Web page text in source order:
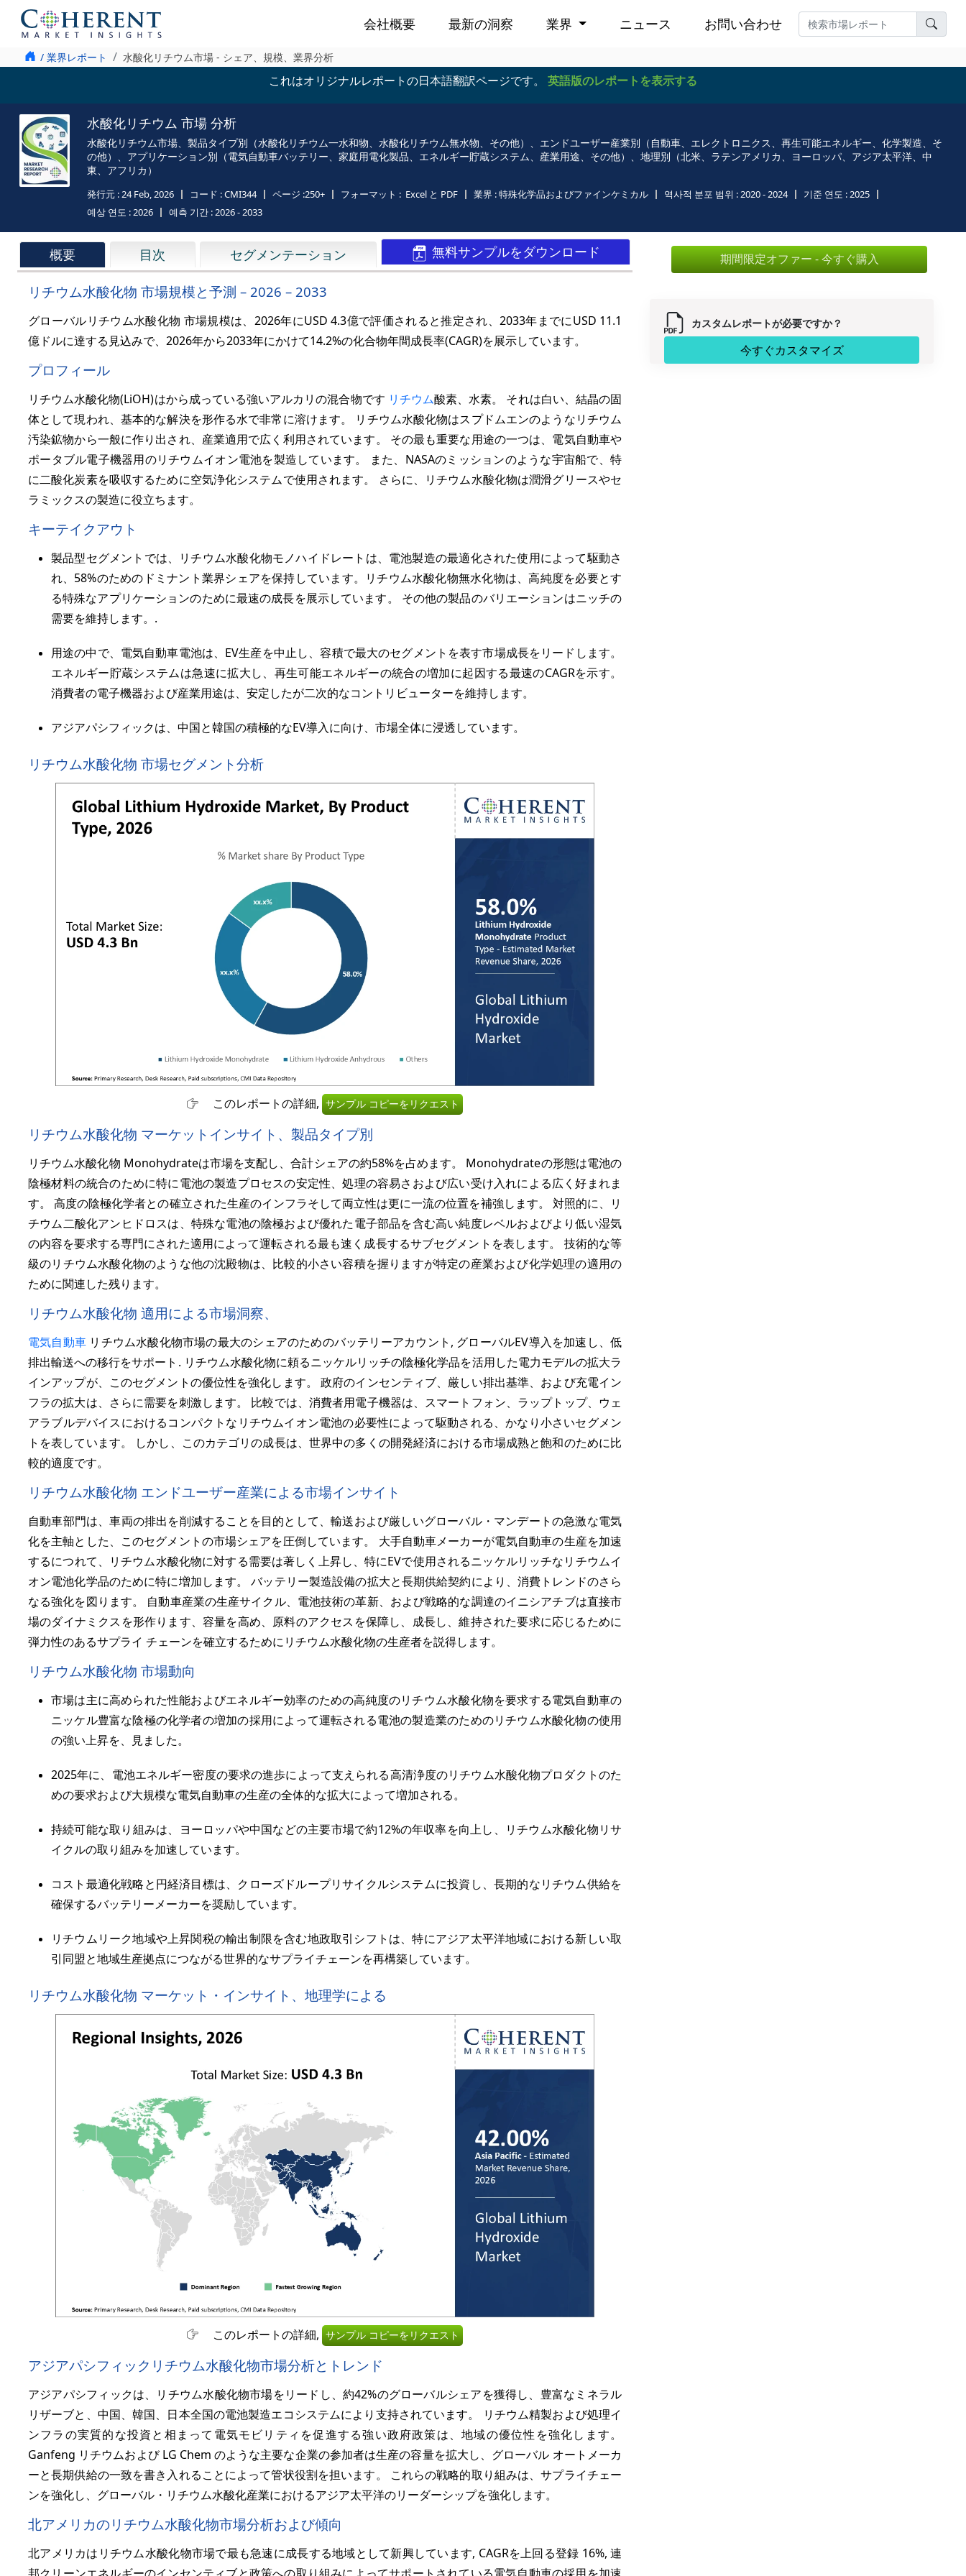
会社概要 最新の洞察 業界 ニュース お問い合わせ
/ 業界レポート 水酸化リチウム市場 - シェア、規模、業界分析
これはオリジナルレポートの日本語翻訳ページです。 英語版のレポートを表示する
水酸化リチウム 市場 分析
水酸化リチウム市場、製品タイプ別（水酸化リチウム一水和物、水酸化リチウム無水物、その他）、エンドユーザー産業別（自動車、エレクトロニクス、再生可能エネルギー、化学製造、そ
の他）、アプリケーション別（電気自動車バッテリー、家庭用電化製品、エネルギー貯蔵システム、産業用途、その他）、地理別（北米、ラテンアメリカ、ヨーロッパ、アジア太平洋、中
東、アフリカ）
発行元 :24 Feb, 2026 コード :CMI344 ページ :250+ フォーマット : Excel と PDF 業界 :特殊化学品およびファインケミカル 역사적 분포 범위 :2020 - 2024 기준 연도 :2025
예상 연도 :2026 예측 기간 :2026 - 2033
概要 目次 セグメンテーション 無料サンプルをダウンロード
リチウム水酸化物 市場規模と予測 – 2026 – 2033
グローバルリチウム水酸化物 市場規模は、2026年にUSD 4.3億で評価されると推定され、2033年までにUSD 11.1
億ドルに達する見込みで、2026年から2033年にかけて14.2%の化合物年間成長率(CAGR)を展示しています。
プロフィール
リチウム水酸化物(LiOH)はから成っている強いアルカリの混合物です リチウム酸素、水素。 それは白い、結晶の固
体として現われ、基本的な解決を形作る水で非常に溶けます。 リチウム水酸化物はスプドムエンのようなリチウム
汚染鉱物から一般に作り出され、産業適用で広く利用されています。 その最も重要な用途の一つは、電気自動車や
ポータブル電子機器用のリチウムイオン電池を製造しています。 また、NASAのミッションのような宇宙船で、特
に二酸化炭素を吸収するために空気浄化システムで使用されます。 さらに、リチウム水酸化物は潤滑グリースやセ
ラミックスの製造に役立ちます。
キーテイクアウト
製品型セグメントでは、リチウム水酸化物モノハイドレートは、電池製造の最適化された使用によって駆動さ
れ、 58%のためのドミナント業界シェアを保持しています。リチウム水酸化物無水化物は、高純度を必要とす
る特殊なアプリケーションのために最速の成長を展示しています。 その他の製品のバリエーションはニッチの
需要を維持します。.
用途の中で、電気自動車電池は、EV生産を中止し、容積で最大のセグメントを表す市場成長をリードします。
エネルギー貯蔵システムは急速に拡大し、再生可能エネルギーの統合の増加に起因する最速のCAGRを示す。
消費者の電子機器および産業用途は、安定したが二次的なコントリビューターを維持します。
アジアパシフィックは、中国と韓国の積極的なEV導入に向け、市場全体に浸透しています。
リチウム水酸化物 市場セグメント分析
このレポートの詳細, サンプル コピーをリクエスト
リチウム水酸化物 マーケットインサイト、製品タイプ別
リチウム水酸化物 Monohydrateは市場を支配し、合計シェアの約58%を占めます。 Monohydrateの形態は電池の
陰極材料の統合のために特に電池の製造プロセスの安定性、処理の容易さおよび広い受け入れによる広く好まれま
す。 高度の陰極化学者との確立された生産のインフラそして両立性は更に一流の位置を補強します。 対照的に、リ
チウム二酸化アンヒドロスは、特殊な電池の陰極および優れた電子部品を含む高い純度レベルおよびより低い湿気
の内容を要求する専門にされた適用によって運転される最も速く成長するサブセグメントを表します。 技術的な等
級のリチウム水酸化物のような他の沈殿物は、比較的小さい容積を握りますが特定の産業および化学処理の適用の
ために関連した残ります。
リチウム水酸化物 適用による市場洞察、
電気自動車 リチウム水酸化物市場の最大のシェアのためのバッテリーアカウント, グローバルEV導入を加速し、低
排出輸送への移行をサポート. リチウム水酸化物に頼るニッケルリッチの陰極化学品を活用した電力モデルの拡大ラ
インアップが、このセグメントの優位性を強化します。 政府のインセンティブ、厳しい排出基準、および充電イン
フラの拡大は、さらに需要を刺激します。 比較では、消費者用電子機器は、スマートフォン、ラップトップ、ウェ
アラブルデバイスにおけるコンパクトなリチウムイオン電池の必要性によって駆動される、かなり小さいセグメン
トを表しています。 しかし、このカテゴリの成長は、世界中の多くの開発経済における市場成熟と飽和のために比
較的適度です。
リチウム水酸化物 エンドユーザー産業による市場インサイト
自動車部門は、車両の排出を削減することを目的として、輸送および厳しいグローバル・マンデートの急激な電気
化を主軸とした、このセグメントの市場シェアを圧倒しています。 大手自動車メーカーが電気自動車の生産を加速
するにつれて、リチウム水酸化物に対する需要は著しく上昇し、特にEVで使用されるニッケルリッチなリチウムイ
オン電池化学品のために特に増加します。 バッテリー製造設備の拡大と長期供給契約により、消費トレンドのさら
なる強化を図ります。 自動車産業の生産サイクル、電池技術の革新、および戦略的な調達のイニシアチブは直接市
場のダイナミクスを形作ります、容量を高め、原料のアクセスを保障し、成長し、維持された要求に応じるために
弾力性のあるサプライ チェーンを確立するためにリチウム水酸化物の生産者を説得します。
リチウム水酸化物 市場動向
市場は主に高められた性能およびエネルギー効率のための高純度のリチウム水酸化物を要求する電気自動車の
ニッケル豊富な陰極の化学者の増加の採用によって運転される電池の製造業のためのリチウム水酸化物の使用
の強い上昇を、見ました。
2025年に、電池エネルギー密度の要求の進歩によって支えられる高清浄度のリチウム水酸化物プロダクトのた
めの要求および大規模な電気自動車の生産の全体的な拡大によって増加される。
持続可能な取り組みは、ヨーロッパや中国などの主要市場で約12%の年収率を向上し、リチウム水酸化物リサ
イクルの取り組みを加速しています。
コスト最適化戦略と円経済目標は、クローズドループリサイクルシステムに投資し、長期的なリチウム供給を
確保するバッテリーメーカーを奨励しています。
リチウムリーク地域や上昇関税の輸出制限を含む地政取引シフトは、特にアジア太平洋地域における新しい取
引同盟と地域生産拠点につながる世界的なサプライチェーンを再構築しています。
リチウム水酸化物 マーケット・インサイト、地理学による
このレポートの詳細, サンプル コピーをリクエスト
アジアパシフィックリチウム水酸化物市場分析とトレンド
アジアパシフィックは、リチウム水酸化物市場をリードし、約42%のグローバルシェアを獲得し、豊富なミネラル
リザーブと、中国、韓国、日本全国の電池製造エコシステムにより支持されています。 リチウム精製および処理イ
ンフラの実質的な投資と相まって電気モビリティを促進する強い政府政策は、地域の優位性を強化します。
Ganfeng リチウムおよび LG Chem のような主要な企業の参加者は生産の容量を拡大し、グローバル オートメーカ
ーと長期供給の一致を書き入れることによって管状役割を担います。 これらの戦略的取り組みは、サプライチェー
ンを強化し、グローバル・リチウム水酸化産業におけるアジア太平洋のリーダーシップを強化します。
北アメリカのリチウム水酸化物市場分析および傾向
北アメリカはリチウム水酸化物市場で最も急速に成長する地域として新興しています, CAGRを上回る登録 16%, 連
期間限定オファー - 今すぐ購入
カスタムレポートが必要ですか？
今すぐカスタマイズ